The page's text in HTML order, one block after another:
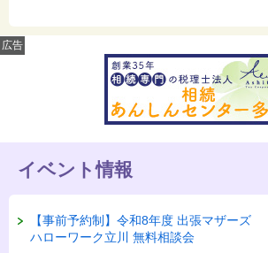
広告
イベント情報
【事前予約制】令和8年度 出張マザーズ
ハローワーク立川 無料相談会